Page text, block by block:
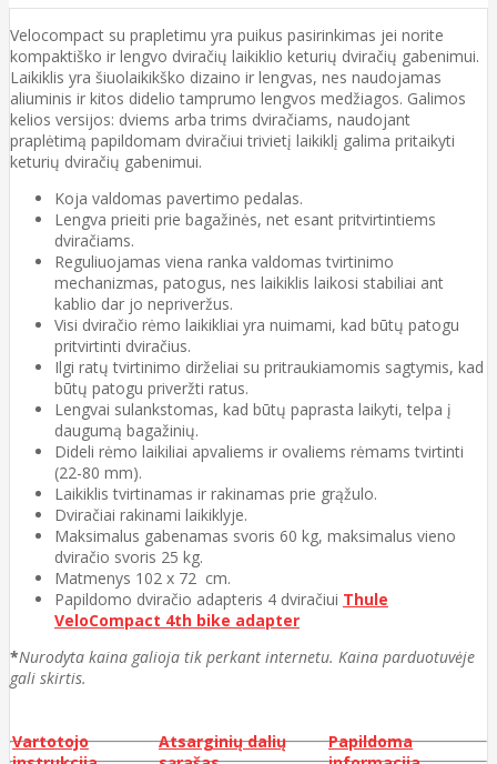
Velocompact su prapletimu yra puikus pasirinkimas jei norite
kompaktiško ir lengvo dviračių laikiklio keturių dviračių gabenimui.
Laikiklis yra šiuolaikikško dizaino ir lengvas, nes naudojamas
aliuminis ir kitos didelio tamprumo lengvos medžiagos. Galimos
kelios versijos: dviems arba trims dviračiams, naudojant
praplėtimą papildomam dviračiui trivietį laikiklį galima pritaikyti
keturių dviračių gabenimui.
Koja valdomas pavertimo pedalas.
Lengva prieiti prie bagažinės, net esant pritvirtintiems
dviračiams.
Reguliuojamas viena ranka valdomas tvirtinimo
mechanizmas, patogus, nes laikiklis laikosi stabiliai ant
kablio dar jo nepriveržus.
Visi dviračio rėmo laikikliai yra nuimami, kad būtų patogu
pritvirtinti dviračius.
Ilgi ratų tvirtinimo dirželiai su pritraukiamomis sagtymis, kad
būtų patogu priveržti ratus.
Lengvai sulankstomas, kad būtų paprasta laikyti, telpa į
daugumą bagažinių.
Dideli rėmo laikiliai apvaliems ir ovaliems rėmams tvirtinti
(22-80 mm).
Laikiklis tvirtinamas ir rakinamas prie grąžulo.
Dviračiai rakinami laikiklyje.
Maksimalus gabenamas svoris 60 kg, maksimalus vieno
dviračio svoris 25 kg.
Matmenys 102 x 72 cm.
Papildomo dviračio adapteris 4 dviračiui Thule
VeloCompact 4th bike adapter
*Nurodyta kaina galioja tik perkant internetu. Kaina parduotuvėje
gali skirtis.
Vartotojo
Atsarginių dalių
Papildoma